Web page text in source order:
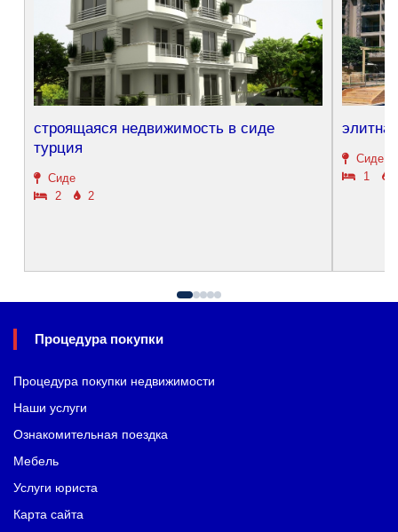
строящаяся недвижимость в сиде
турция
Сиде
2
2
Сиде
1
Процедура покупки
Процедура покупки недвижимости
Наши услуги
Ознакомительная поездка
Мебель
Услуги юриста
Карта сайта